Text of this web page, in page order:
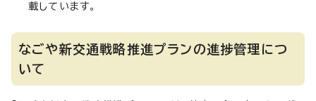
載しています。
なごや新交通戦略推進プランの進捗管理につ
いて